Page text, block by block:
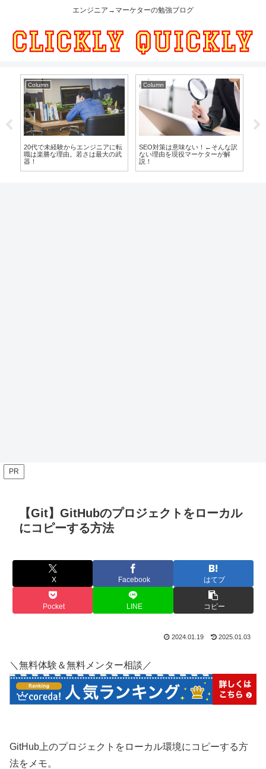
エンジニア→マーケターの勉強ブログ
Column
20代で未経験からエンジニアに転
職は楽勝な理由。若さは最大の武
器！
Column
SEO対策は意味ない！←そんな訳
ない理由を現役マーケターが解
説！
PR
【Git】GitHubのプロジェクトをローカル
にコピーする方法
X Facebook はてブ
Pocket LINE コピー
2024.01.19 2025.01.03
＼無料体験＆無料メンター相談／
GitHub上のプロジェクトをローカル環境にコピーする方
法をメモ。